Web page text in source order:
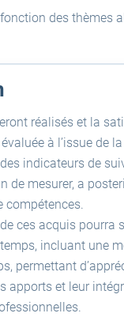
des thèmes
réalisés et la
à l’issue de
indicateurs de
de mesurer, a
compétences.
ces acquis pourra
incluant une
permettant
apports et leur